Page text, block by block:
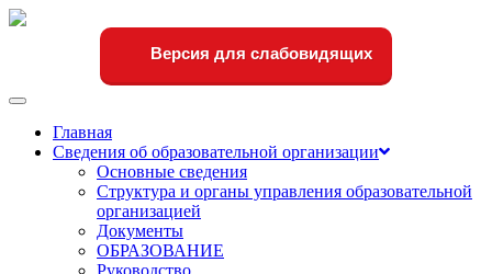
Версия для слабовидящих
Переключить
навигацииГлавная
Сведения об образовательной организации
Основные сведения
Структура и органы управления образовательной
организацией
Документы
ОБРАЗОВАНИЕ
Руководство